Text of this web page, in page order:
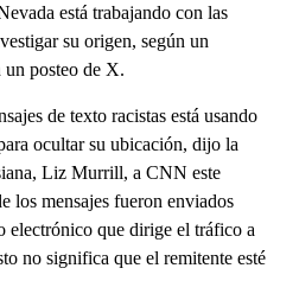
está trabajando con las
su origen, según un
posteo de X.
de texto racistas está usando
ocultar su ubicación, dijo la
Liz Murrill, a CNN este
los mensajes fueron enviados
electrónico que dirige el tráfico a
no significa que el remitente esté